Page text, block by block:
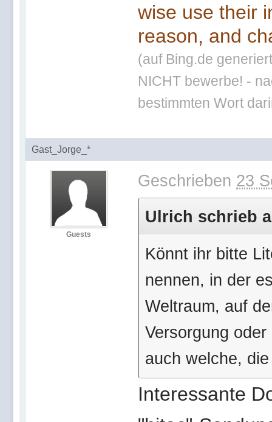
wise use their
reason, and
(auf Bing.de
NICHT bewerbe! -
bestimmten Wort
Gast_Jorge_*
Guests
Geschrieben 23
Ulrich schrieb
Könnt ihr bitte
nennen, in der
Weltraum, auf
Versorgung
auch welche,
Interessante